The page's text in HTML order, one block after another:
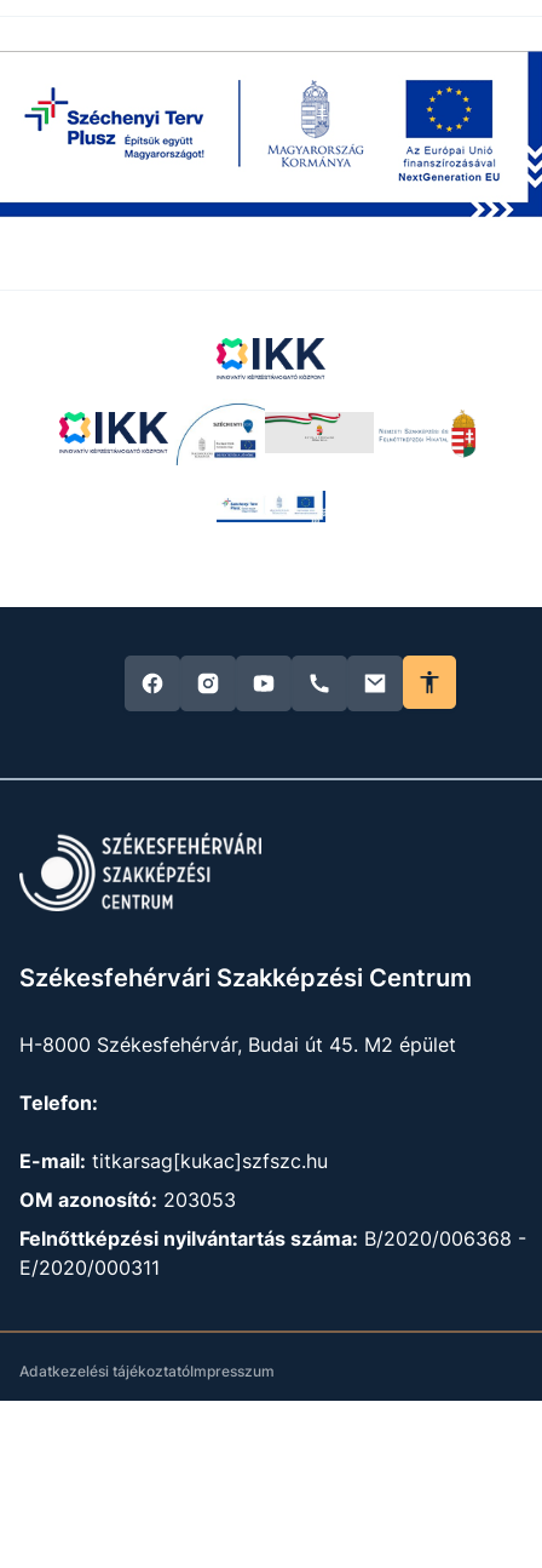
Székesfehérvári Szakképzési Centrum
H-8000 Székesfehérvár, Budai út 45. M2 épület
Telefon:
E-mail: titkarsag[kukac]szfszc.hu
OM azonosító: 203053
Felnőttképzési nyilvántartás száma: B/2020/006368 -
E/2020/000311
Adatkezelési tájékoztatóImpresszum